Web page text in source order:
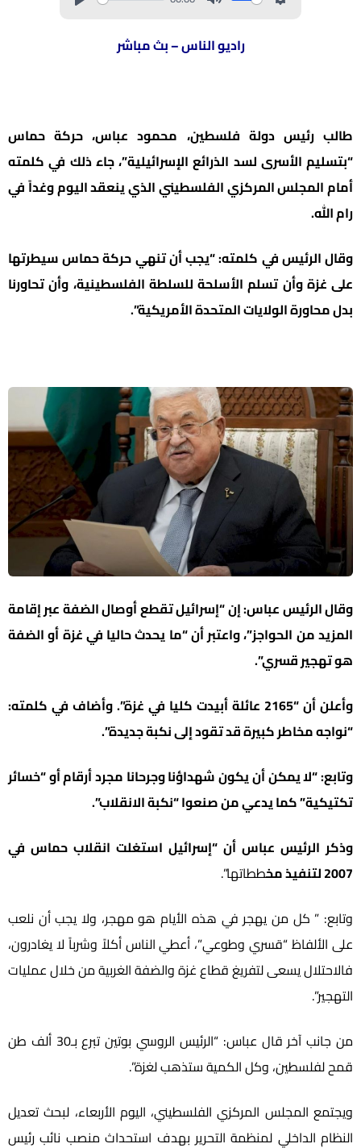
راديو الناس – بث مباشر
طالب رئيس دولة فلسطين، محمود عباس، حركة حماس
“بتسليم الأسرى لسد الذرائع الإسرائيلية”، جاء ذلك في كلمته
أمام المجلس المركزي الفلسطيني الذي ينعقد اليوم وغداً في
رام الله.
وقال الرئيس في كلمته: “يجب أن تنهي حركة حماس سيطرتها
على غزة وأن تسلم الأسلحة للسلطة الفلسطينية، وأن تحاورنا
بدل محاورة الولايات المتحدة الأمريكية”.
وقال الرئيس عباس: إن “إسرائيل تقطع أوصال الضفة عبر إقامة
المزيد من الحواجز”، واعتبر أن “ما يحدث حاليا في غزة أو الضفة
هو تهجير قسري”.
وأعلن أن “2165 عائلة أبيدت كليا في غزة”. وأضاف في كلمته:
“نواجه مخاطر كبيرة قد تقود إلى نكبة جديدة”.
وتابع: “لا يمكن أن يكون شهداؤنا وجرحانا مجرد أرقام أو “خسائر
تكتيكية” كما يدعي من صنعوا “نكبة الانقلاب”.
وذكر الرئيس عباس أن “إسرائيل استغلت انقلاب حماس في
2007 لتنفيذ مخ
ططاتها”.
وتابع: ” كل من يهجر في هذه الأيام هو مهجر، ولا يجب أن نلعب
على الألفاظ “قسري وطوعي”، أعطي الناس أكلاً وشرباً لا يغادرون،
فالاحتلال يسعى لتفريغ قطاع غزة والضفة الغربية من خلال عمليات
التهجير”.
من جانب آخر قال عباس: “الرئيس الروسي بوتين تبرع بـ30 ألف طن
قمح لفلسطين، وكل الكمية ستذهب لغزة”.
ويجتمع المجلس المركزي الفلسطيني، اليوم الأربعاء، لبحث تعديل
النظام الداخلي لمنظمة التحرير بهدف استحداث منصب نائب رئيس